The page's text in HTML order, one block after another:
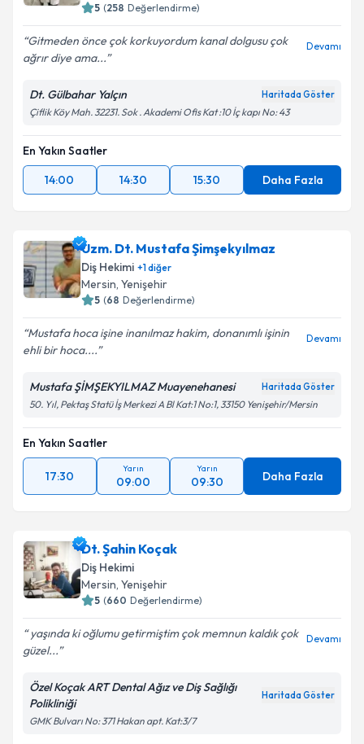
5 (258 Değerlendirme)
Gitmeden önce çok korkuyordum kanal dolgusu çok
ağrır diye ama...
Devamı
Dt. Gülbahar Yalçın Haritada Göster
Çiflik Köy Mah. 32231. Sok . Akademi Ofis Kat :10 İç kapı No: 43
En Yakın Saatler
14:00
14:30 15:30 Daha Fazla
Uzm. Dt. Mustafa Şimşekyılmaz
Diş Hekimi +1diğer
Mersin, Yenişehir
5 (68 Değerlendirme)
Mustafa hoca işine inanılmaz hakim, donanımlı işinin
ehli bir hoca....
Devamı
Mustafa ŞİMŞEKYILMAZ Muayenehanesi Haritada Göster
50. Yıl, Pektaş Statü İş Merkezi A Bl Kat:1 No:1, 33150 Yenişehir/Mersin
En Yakın Saatler
17:30
Yarın
09:00
Yarın
09:30 Daha Fazla
Dt. Şahin Koçak
Diş Hekimi
Mersin, Yenişehir
5 (660 Değerlendirme)
yaşında ki oğlumu getirmiştim çok memnun kaldık çok
güzel...
Devamı
Özel Koçak ART Dental Ağız ve Diş Sağlığı
Polikliniği
Haritada Göster
GMK Bulvarı No: 371 Hakan apt. Kat:3/7